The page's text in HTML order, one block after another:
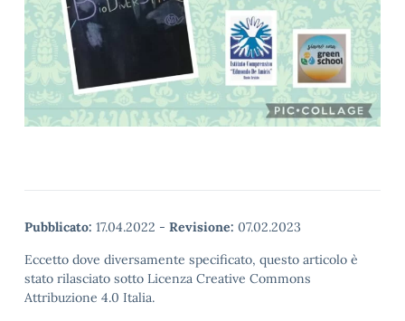
Pubblicato: 17.04.2022 - Revisione: 07.02.2023
Eccetto dove diversamente specificato, questo articolo è
stato rilasciato sotto Licenza Creative Commons
Attribuzione 4.0 Italia.